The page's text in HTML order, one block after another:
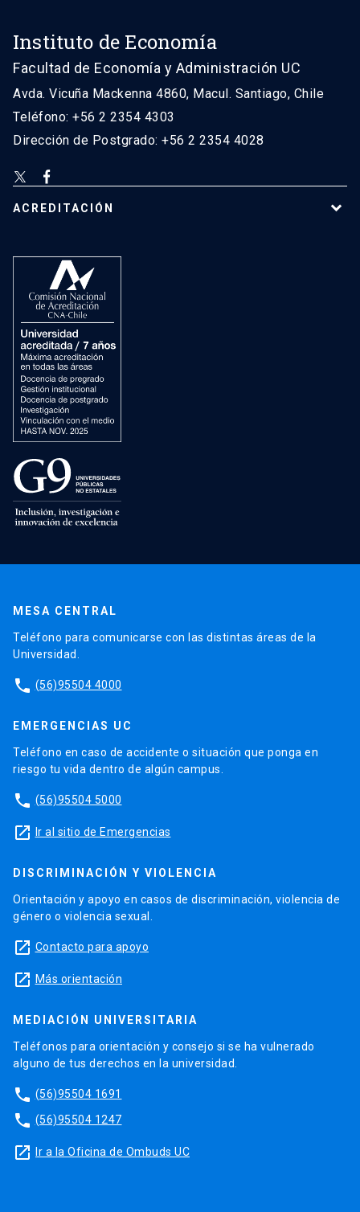
Instituto de Economía
Facultad de Economía y Administración UC
Avda. Vicuña Mackenna 4860, Macul. Santiago, Chile
Teléfono: +56 2 2354 4303
Dirección de Postgrado: +56 2 2354 4028
ACREDITACIÓN
MESA CENTRAL
Teléfono para comunicarse con las distintas áreas de la
Universidad.
phone (56)95504 4000
EMERGENCIAS UC
Teléfono en caso de accidente o situación que ponga en
riesgo tu vida dentro de algún campus.
phone (56)95504 5000
launch Ir al sitio de Emergencias
DISCRIMINACIÓN Y VIOLENCIA
Orientación y apoyo en casos de discriminación, violencia de
género o violencia sexual.
launch Contacto para apoyo
launch Más orientación
MEDIACIÓN UNIVERSITARIA
Teléfonos para orientación y consejo si se ha vulnerado
alguno de tus derechos en la universidad.
phone (56)95504 1691
phone (56)95504 1247
launch Ir a la Oficina de Ombuds UC